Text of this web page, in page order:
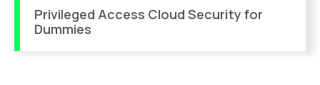
Privileged Access Cloud Security for
Dummies